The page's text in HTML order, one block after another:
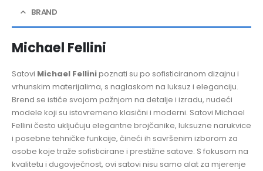
BRAND
Michael Fellini
Satovi Michael Fellinipoznati su po sofisticiranom dizajnu i
vrhunskim materijalima, s naglaskom na luksuz i eleganciju.
Brend se ističe svojom pažnjom na detalje i izradu, nudeći
modele koji su istovremeno klasični i moderni. Satovi Michael
Fellini često uključuju elegantne brojčanike, luksuzne narukvice
i posebne tehničke funkcije, čineći ih savršenim izborom za
osobe koje traže sofisticirane i prestižne satove. S fokusom na
kvalitetu i dugovječnost, ovi satovi nisu samo alat za mjerenje